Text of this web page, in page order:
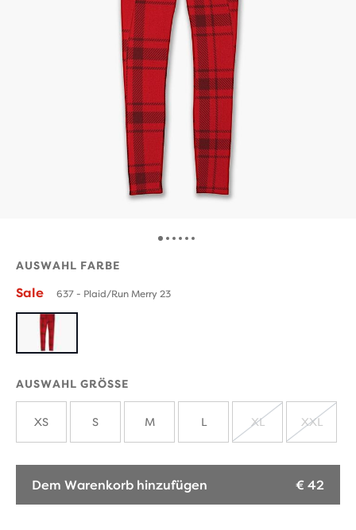
AUSWAHL FARBE
Sale 637 - Plaid/Run Merry 23
AUSWAHL GRÖSSE
XS S M L XL XXL
Dem Warenkorb hinzufügen € 42